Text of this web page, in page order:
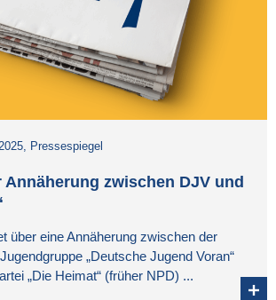
, Pressespiegel
zwischen DJV und
über eine Annäherung zwischen der
„Deutsche Jugend Voran“
„Die Heimat“ (früher NPD) ...